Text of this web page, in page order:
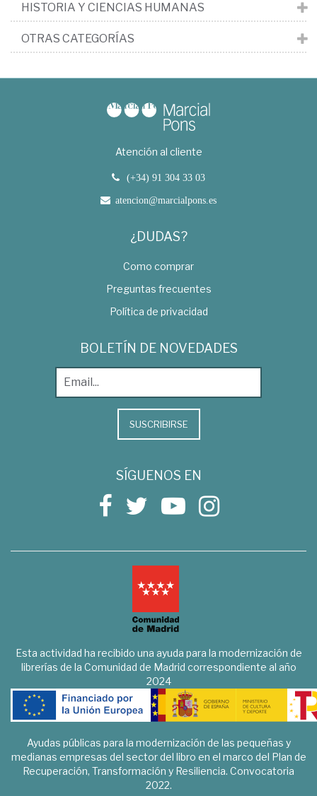
HISTORIA Y CIENCIAS HUMANAS
OTRAS CATEGORÍAS
Atención al cliente
(+34) 91 304 33 03
atencion@marcialpons.es
¿DUDAS?
Como comprar
Preguntas frecuentes
Política de privacidad
BOLETÍN DE NOVEDADES
SUSCRIBIRSE
SÍGUENOS EN
Esta actividad ha recibido una ayuda para la modernización de
librerías de la Comunidad de Madrid correspondiente al año
2024
Ayudas públicas para la modernización de las pequeñas y
medianas empresas del sector del libro en el marco del Plan de
Recuperación, Transformación y Resiliencia. Convocatoria
2022.